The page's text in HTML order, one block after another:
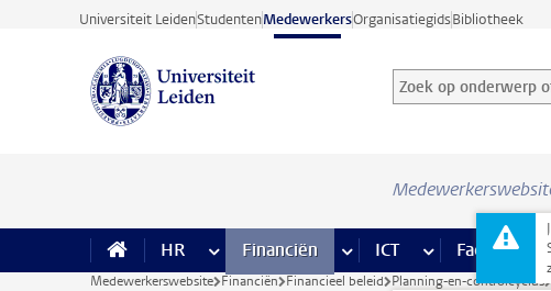
Ga direct naar de inhoud
Universiteit LeidenStudentenMedewerkersOrganisatiegidsBibliotheek
Zoek op onderwerp of
Zoekterm
HR meer HR pagina’s
Financiën meer Financiën pagina’s
ICT meer ICTFaciliteiten
Medewerkerswebsite Financiën Financieel beleid Planning-en-controlcyclus